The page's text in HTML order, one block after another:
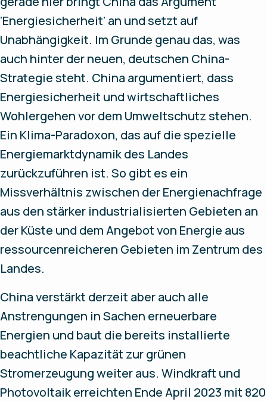
'Energiesicherheit' an und setzt auf
Unabhängigkeit. Im Grunde genau das, was
auch hinter der neuen, deutschen China-
Strategie steht. China argumentiert, dass
Energiesicherheit und wirtschaftliches
Wohlergehen vor dem Umweltschutz stehen.
Ein Klima-Paradoxon, das auf die spezielle
Energiemarktdynamik des Landes
zurückzuführen ist. So gibt es ein
Missverhältnis zwischen der Energienachfrage
aus den stärker industrialisierten Gebieten an
der Küste und dem Angebot von Energie aus
ressourcenreicheren Gebieten im Zentrum des
Landes.
China verstärkt derzeit aber auch alle
Anstrengungen in Sachen erneuerbare
Energien und baut die bereits installierte
beachtliche Kapazität zur grünen
Stromerzeugung weiter aus. Windkraft und
Photovoltaik erreichten Ende April 2023 mit 820